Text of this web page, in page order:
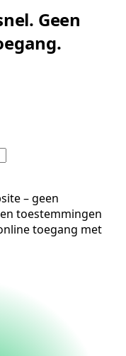
Geen
– geen
toestemmingen
toegang met